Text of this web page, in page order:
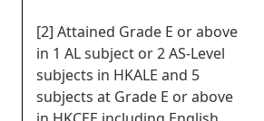
[2] Attained Grade E or above
in 1 AL subject or 2 AS-Level
subjects in HKALE and 5
subjects at Grade E or above